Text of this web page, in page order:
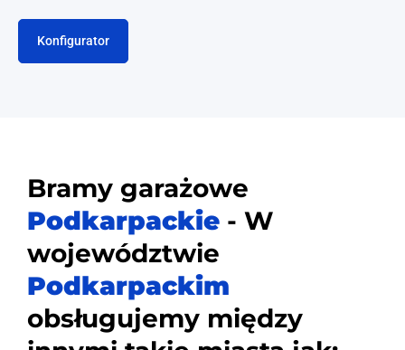
Konfigurator
Bramy garażowe
Podkarpackie - W
województwie
Podkarpackim
obsługujemy między